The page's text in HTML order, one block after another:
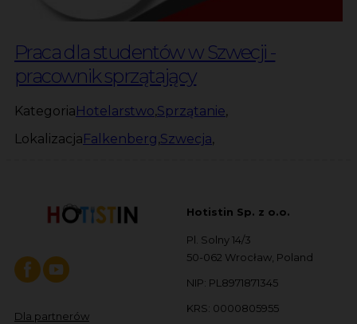
Praca dla studentów w Szwecji -
pracownik sprzątający
Kategoria Hotelarstwo,Sprzątanie,
Lokalizacja Falkenberg,Szwecja,
Dla partnerów
Hotistin Sp. z o.o.
Pl. Solny 14/3
50-062 Wrocław, Poland
NIP: PL8971871345
KRS: 0000805955